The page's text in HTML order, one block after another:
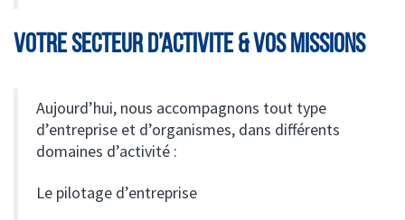
VOTRE SECTEUR D’ACTIVITE & VOS MISSIONS
Aujourd’hui, nous accompagnons tout type
d’entreprise et d’organismes, dans différents
domaines d’activité :
Le pilotage d’entreprise